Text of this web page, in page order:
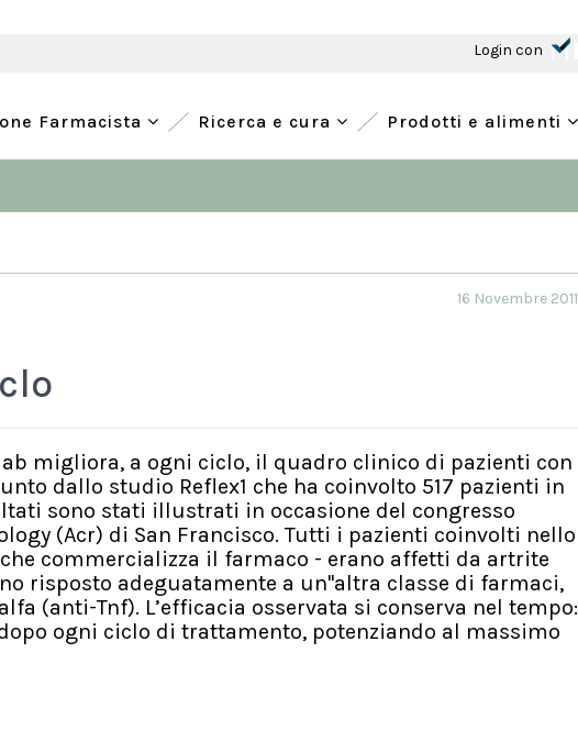
Login con
Farmacista Ricerca e cura Prodotti e alimenti
16 Novembre 2011
migliora, a ogni ciclo, il quadro clinico di pazienti con
dallo studio Reflex1 che ha coinvolto 517 pazienti in
sono stati illustrati in occasione del congresso
(Acr) di San Francisco. Tutti i pazienti coinvolti nello
commercializza il farmaco - erano affetti da artrite
risposto adeguatamente a un''altra classe di farmaci,
(anti-Tnf). L’efficacia osservata si conserva nel tempo:
ogni ciclo di trattamento, potenziando al massimo